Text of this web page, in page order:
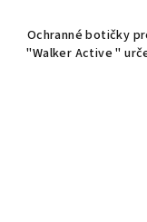
Ochranné botičky
"Walker Active "